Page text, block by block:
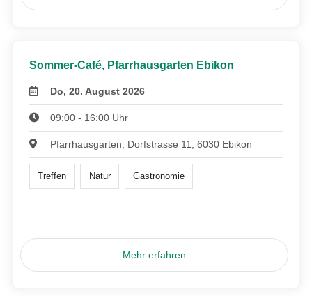
Sommer-Café, Pfarrhausgarten Ebikon
Do, 20. August 2026
09:00 - 16:00 Uhr
Pfarrhausgarten, Dorfstrasse 11, 6030 Ebikon
Treffen Natur Gastronomie
Mehr erfahren